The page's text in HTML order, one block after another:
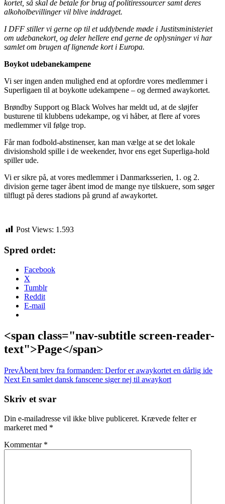
kortet, så skal de betale for brug af politiressourcer samt deres
alkoholbevillinger vil blive inddraget.
I DFF stiller vi gerne op til et uddybende møde i Justitsministeriet
om udebanekort, og deler hellere end gerne de oplysninger vi har
samlet om brugen af lignende kort i Europa.
Boykot udebanekampene
Vi ser ingen anden mulighed end at opfordre vores medlemmer i
Superligaen til at boykotte udekampene – og dermed awaykortet.
Brøndby Support og Black Wolves har meldt ud, at de sløjfer
busturene til klubbens udekampe, og vi håber, at flere af vores
medlemmer vil følge trop.
Får man fodbold-abstinenser, kan man vælge at se det lokale
divisionshold spille i de weekender, hvor ens eget Superliga-hold
spiller ude.
Vi er sikre på, at vores medlemmer i Danmarksserien, 1. og 2.
division gerne tager åbent imod de mange nye tilskuere, som søger
tilflugt på deres stadions på grund af awaykortet.
Post Views: 1.593
Spred ordet:
Facebook
X
Tumblr
Reddit
E-mail
<span class="nav-subtitle screen-reader-
text">Page</span>
PrevÅbent brev fra formanden: Derfor er awaykortet en dårlig ide
Next En samlet dansk fanscene siger nej til awaykort
Skriv et svar
Din e-mailadresse vil ikke blive publiceret. Krævede felter er
markeret med *
Kommentar *